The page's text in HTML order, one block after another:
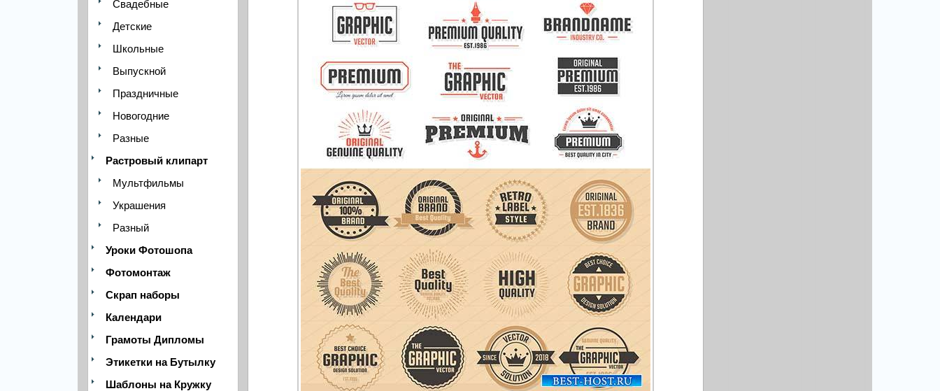
Свадебные
Детские
Школьные
Выпускной
Праздничные
Новогодние
Разные
Растровый клипарт
Мультфильмы
Украшения
Разный
Уроки Фотошопа
Фотомонтаж
Скрап наборы
Календари
Грамоты Дипломы
Этикетки на Бутылку
Шаблоны на Кружку